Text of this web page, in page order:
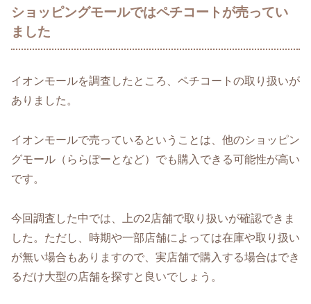
ショッピングモールではペチコートが売ってい
ました
イオンモールを調査したところ、ペチコートの取り扱いが
ありました。
イオンモールで売っているということは、他のショッピン
グモール（ららぽーとなど）でも購入できる可能性が高い
です。
今回調査した中では、上の2店舗で取り扱いが確認できま
した。ただし、時期や一部店舗によっては在庫や取り扱い
が無い場合もありますので、実店舗で購入する場合はでき
るだけ大型の店舗を探すと良いでしょう。